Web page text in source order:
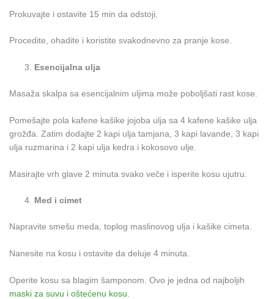
Prokuvajte i ostavite 15 min da odstoji.
Procedite, ohadite i koristite svakodnevno za pranje kose.
Esencijalna ulja
Masaža skalpa sa esencijalnim uljima može poboljšati rast kose.
Pomešajte pola kafene kašike jojoba ulja sa 4 kafene kašike ulja
grožđa. Zatim dodajte 2 kapi ulja tamjana, 3 kapi lavande, 3 kapi
ulja ruzmarina i 2 kapi ulja kedra i kokosovo ulje.
Masirajte vrh glave 2 minuta svako veče i isperite kosu ujutru.
Med i cimet
Napravite smešu meda, toplog maslinovog ulja i kašike cimeta.
Nanesite na kosu i ostavite da deluje 4 minuta.
Operite kosu sa blagim šamponom. Ovo je jedna od najboljih
maski za suvu i oštećenu kosu